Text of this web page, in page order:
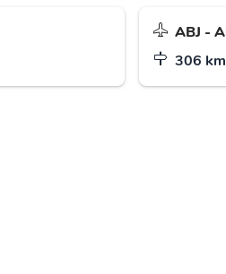
ABJ -
306 km